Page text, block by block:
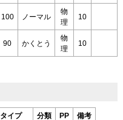
100 ノーマル
物
理
10
90 かくとう
物
理
10
タイプ 分類 PP 備考